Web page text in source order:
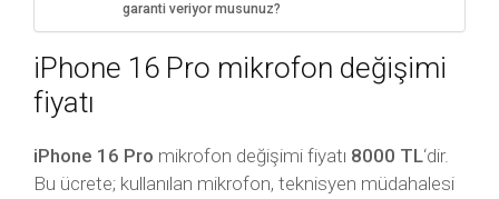
garanti veriyor musunuz?
iPhone 16 Pro mikrofon değişimi
fiyatı
iPhone 16 Pro mikrofon değişimi fiyatı 8000 TL‘dir.
Bu ücrete; kullanılan mikrofon, teknisyen müdahalesi